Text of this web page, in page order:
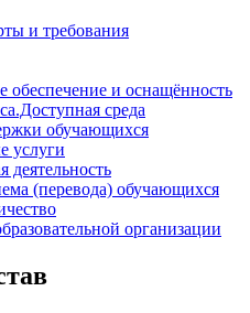
и требования
обеспечение и оснащённость
среда
обучающихся
услуги
деятельность
(перевода) обучающихся
организации